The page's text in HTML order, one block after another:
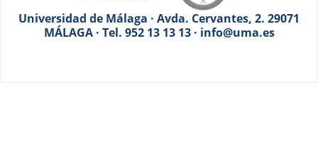
Universidad de Málaga · Avda. Cervantes, 2. 29071
MÁLAGA · Tel. 952 13 13 13 · info@uma.es